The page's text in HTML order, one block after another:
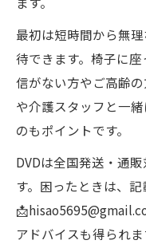
最初は短時間から無
待できます。椅子に
信がない方やご高齢
や介護スタッフと一
のもポイントです。
DVDは全国発送・通
す。困ったときは、
アドバイスも得られ